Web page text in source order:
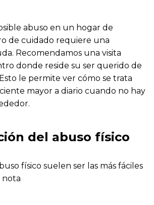
abuso en un hogar de
de cuidado requiere una
Recomendamos una visita
donde reside su ser querido de
le permite ver cómo se trata
mayor a diario cuando no hay
del abuso físico
físico suelen ser las más fáciles
nota